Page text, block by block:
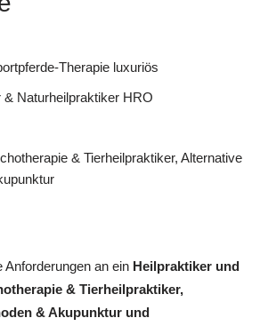
Therapie luxuriös
& Naturheilpraktiker HRO
& ‎Tierheilpraktiker, Alternative
Anforderungen an ein Heilpraktiker und
& ‎Tierheilpraktiker,
& Akupunktur und